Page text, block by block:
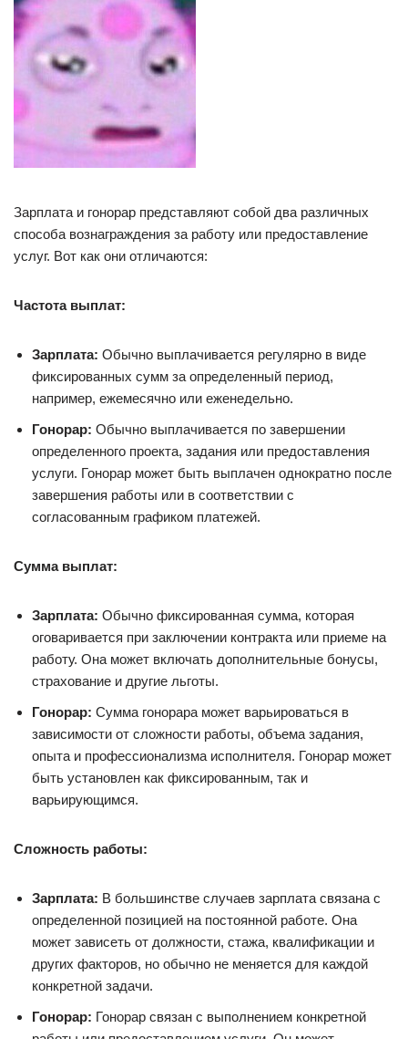
Зарплата и гонорар представляют собой два различных
способа вознаграждения за работу или предоставление
услуг. Вот как они отличаются:
Частота выплат:
Зарплата: Обычно выплачивается регулярно в виде
фиксированных сумм за определенный период,
например, ежемесячно или еженедельно.
Гонорар: Обычно выплачивается по завершении
определенного проекта, задания или предоставления
услуги. Гонорар может быть выплачен однократно после
завершения работы или в соответствии с
согласованным графиком платежей.
Сумма выплат:
Зарплата: Обычно фиксированная сумма, которая
оговаривается при заключении контракта или приеме на
работу. Она может включать дополнительные бонусы,
страхование и другие льготы.
Гонорар: Сумма гонорара может варьироваться в
зависимости от сложности работы, объема задания,
опыта и профессионализма исполнителя. Гонорар может
быть установлен как фиксированным, так и
варьирующимся.
Сложность работы:
Зарплата: В большинстве случаев зарплата связана с
определенной позицией на постоянной работе. Она
может зависеть от должности, стажа, квалификации и
других факторов, но обычно не меняется для каждой
конкретной задачи.
Гонорар: Гонорар связан с выполнением конкретной